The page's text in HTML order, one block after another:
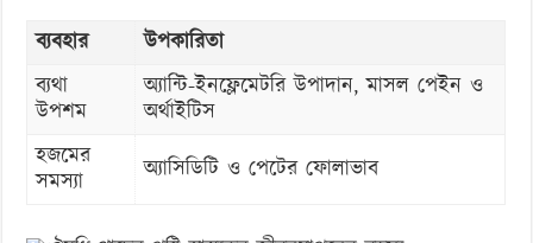
ব্যবহার
উপকারিতা
ব্যথা
উপশম
অ্যান্টি-ইনফ্লেমেটরি উপাদান, মাসল পেইন ও
অর্থাইটিস
হজমের
সমস্যা
অ্যাসিডিটি ও পেটের ফোলাভাব